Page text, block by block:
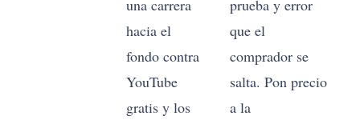
una carrera
hacia el
fondo contra
YouTube
gratis y los
prueba y error
que el
comprador se
salta. Pon precio
a la